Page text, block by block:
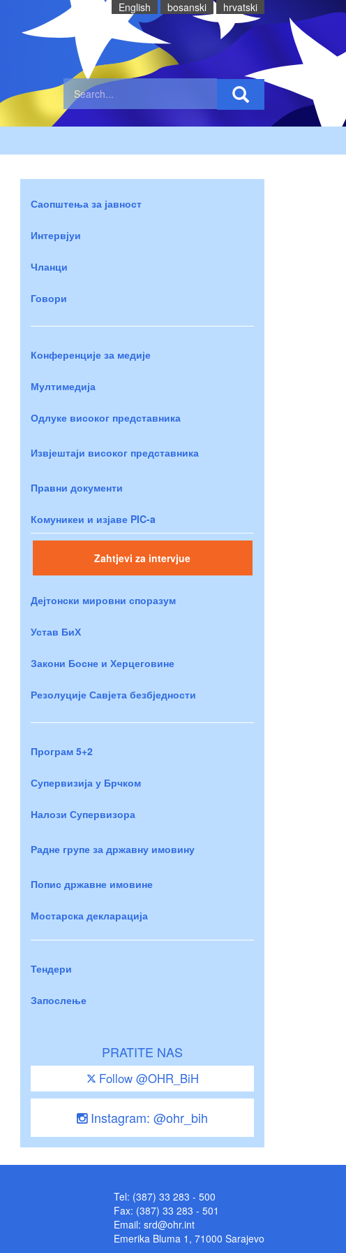
English bosanski hrvatski
Саопштења за јавност
Интервјуи
Чланци
Говори
Конференције за медије
Мултимедија
Одлуке високог представника
Извјештаји високог представника
Правни документи
Комуникеи и изјаве PIC-a
Zahtjevi za intervjue
Дејтонски мировни споразум
Устав БиХ
Закони Босне и Херцеговине
Резолуције Савјета безбједности
Програм 5+2
Супервизија у Брчком
Налози Супервизора
Радне групе за државну имовину
Попис државне имовине
Мостарска декларација
Тендери
Запослење
PRATITE NAS
Follow @OHR_BiH
Instagram: @ohr_bih
Tel: (387) 33 283 - 500
Fax: (387) 33 283 - 501
Email: srd@ohr.int
Emerika Bluma 1, 71000 Sarajevo